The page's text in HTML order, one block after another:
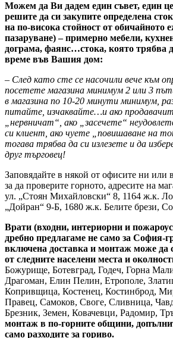
Можем да Ви дадем един съвет, един
решите да си закупите определена
на по-висока стойност от обичайното
пазаруване) – примерно мебели,
дограма, фаянс…стока, която трябва
време във Вашия дом:
– След като сте се насочили вече към
посетете магазина минимум 2 или 3
в магазина по 10-20 минути минимум,
питайте, изчаквайте…и ако
„нервничат“, ако „засечете“
си клиент, ако чуете „повишаване на
тогава трябва да си излезете и да
друг търговец!
Заповядайте в някой от офисите ни или
за да проверите горното, адресите на
ул. „Стоян Михайловски“ 8, 1164 ж.к.
„Дойран“ 9-Б, 1680 ж.к. Белите брези,
Врати (входни, интериорни и
дребно предлагаме не само за София-
включена доставка и монтаж може да
от следните населени места и
Божурище, Ботевград, Годеч, Горна
Драгоман, Елин Пелин, Етрополе,
Копривщица, Костенец, Костинброд,
Правец, Самоков, Своге, Сливница,
Брезник, Земен, Ковачевци, Радомир,
монтаж в по-горните общини,
само разходите за гориво.